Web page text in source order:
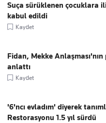
Suça sürüklenen çocuklara
kabul edildi
Kaydet
Fidan, Mekke Anlaşması'nın
anlattı
Kaydet
'6'ncı evladım' diyerek
Restorasyonu 1.5 yıl sürdü